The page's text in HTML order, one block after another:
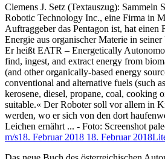
Clemens J. Setz (Textauszug): Sammeln
Robotic Technology Inc., eine Firma in
Auftraggeber das Pentagon ist, hat einen
Energie aus organischer Materie in
Er heißt EATR – Energetically
find, ingest, and extract energy from
(and other organically-based energy
conventional and alternative fuels (such
kerosene, diesel, propane, coal, cooking
suitable.« Der Roboter soll vor allem in
werden, wo er sich von den dort
Leichen ernährt ... - Foto: Screenshot
m/s18. Februar 2018 18. Februar 2018